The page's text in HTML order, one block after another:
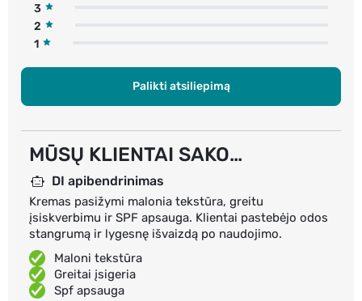
3
2
1
Palikti atsiliepimą
MŪSŲ KLIENTAI SAKO…
DI apibendrinimas
Kremas pasižymi malonia tekstūra, greitu
įsiskverbimu ir SPF apsauga. Klientai pastebėjo odos
stangrumą ir lygesnę išvaizdą po naudojimo.
Maloni tekstūra
Greitai įsigeria
Spf apsauga